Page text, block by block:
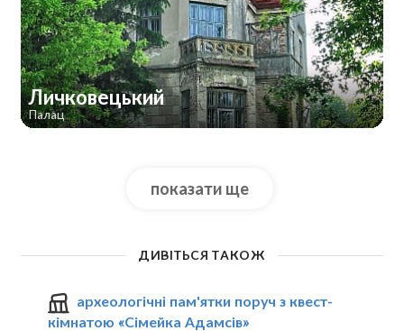
Личковецький
Палац
показати ще
ДИВІТЬСЯ ТАКОЖ
археологічні пам'ятки поруч з квест-
кімнатою «Сімейка Адамсів»